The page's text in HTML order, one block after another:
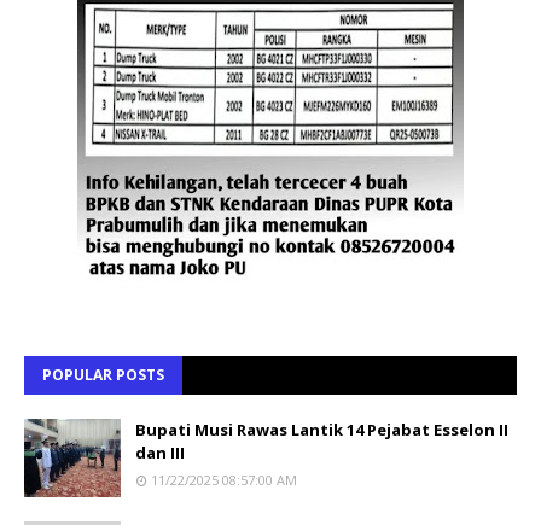
POPULAR POSTS
Bupati Musi Rawas Lantik 14 Pejabat Esselon II
dan III
11/22/2025 08:57:00 AM